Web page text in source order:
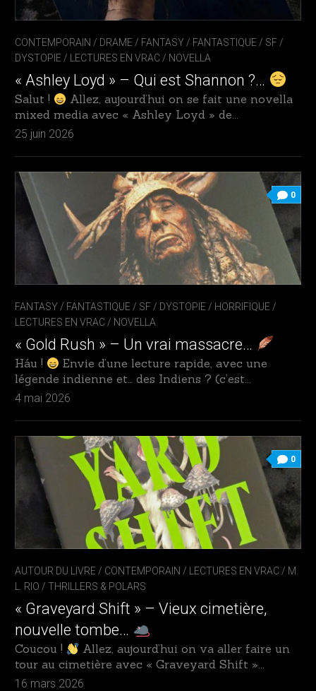
CONTEMPORAIN / DRAME / FANTASY / FANTASTIQUE / SF /
DYSTOPIE / LECTURES EN VRAC / NOVELLA
« Ashley Loyd » – Qui est Shannon ?…
Salut !
Allez, aujourd’hui on se fait une novella
mixed media avec « Ashley Loyd » de...
25 juin 2026
0
FANTASY / FANTASTIQUE / SF / DYSTOPIE / HORRIFIQUE /
LECTURES EN VRAC / NOVELLA
« Gold Rush » – Un vrai massacre…
Háu !
Envie d’une lecture rapide, avec une
légende indienne et… des Indiens ? (c’est...
4 mai 2026
0
AUTOUR DU LIVRE / CONTEMPORAIN / LECTURES EN VRAC / M.
L. RIO / THRILLERS & POLARS
« Graveyard Shift » – Vieux cimetière,
nouvelle tombe…
Coucou !
Allez, aujourd’hui on va aller faire un
tour au cimetière avec « Graveyard Shift »...
16 mars 2026